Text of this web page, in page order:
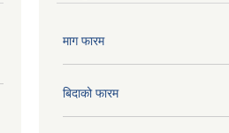
माग फारम
बिदाको फारम